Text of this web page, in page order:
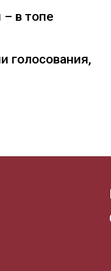
в топе
голосования,